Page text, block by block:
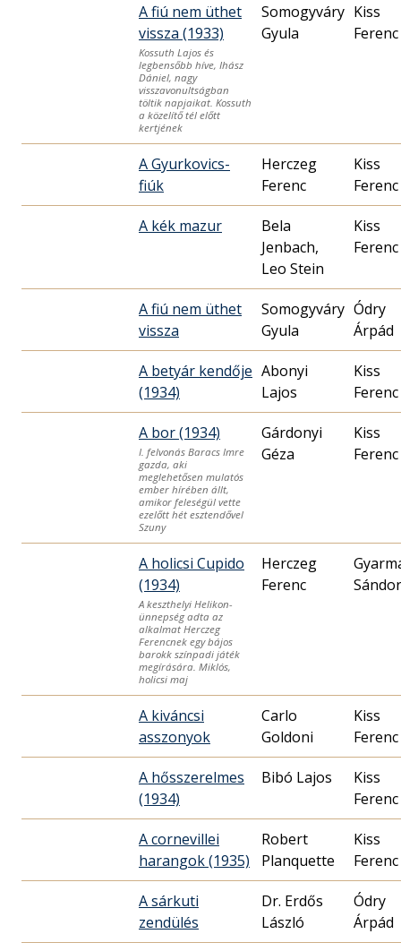
A fiú nem üthet
vissza (1933)
Kossuth Lajos és
legbensőbb híve, Ihász
Dániel, nagy
visszavonultságban
töltik napjaikat. Kossuth
a közelítő tél előtt
kertjének
Somogyváry
Gyula
Kiss
Ferenc
A Gyurkovics-
fiúk
Herczeg
Ferenc
Kiss
Ferenc
A kék mazur
Bela
Jenbach,
Leo Stein
Kiss
Ferenc
A fiú nem üthet
vissza
Somogyváry
Gyula
Ódry
Árpád
A betyár kendője
(1934)
Abonyi
Lajos
Kiss
Ferenc
A bor (1934)
I. felvonás Baracs Imre
gazda, aki
meglehetősen mulatós
ember hírében állt,
amikor feleségül vette
ezelőtt hét esztendővel
Szuny
Gárdonyi
Géza
Kiss
Ferenc
A holicsi Cupido
(1934)
A keszthelyi Helikon-
ünnepség adta az
alkalmat Herczeg
Ferencnek egy bájos
barokk színpadi játék
megírására. Miklós,
holicsi maj
Herczeg
Ferenc
Sándor
A kiváncsi
asszonyok
Carlo
Goldoni
Kiss
Ferenc
A hősszerelmes
(1934)
Bibó Lajos
Kiss
Ferenc
A cornevillei
harangok (1935)
Robert
Planquette
Kiss
Ferenc
A sárkuti
zendülés
Dr. Erdős
László
Ódry
Árpád